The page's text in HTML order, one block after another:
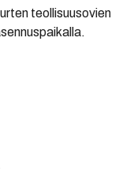
teollisuusovien